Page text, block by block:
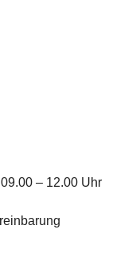
– 12.00 Uhr